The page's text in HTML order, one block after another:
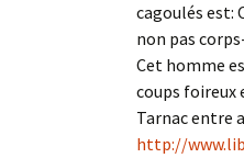
cagoulés est:
non pas
Cet homme
coups foireux
Tarnac entre
http://